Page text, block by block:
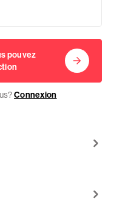
pouvez
Connexion